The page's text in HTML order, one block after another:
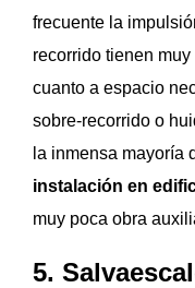
frecuente la
recorrido tienen
cuanto a espacio
sobre-recorrido o
la inmensa mayoría
instalación en
muy poca obra
5.